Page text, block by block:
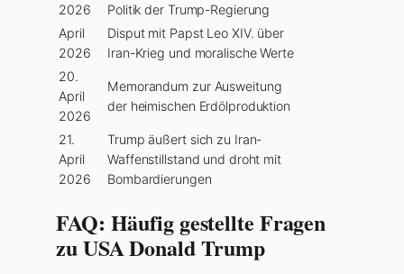
2026
Politik der Trump-Regierung
April
2026
Disput mit Papst Leo XIV. über
Iran-Krieg und moralische Werte
20.
April
2026
Memorandum zur Ausweitung
der heimischen Erdölproduktion
21.
April
2026
Trump äußert sich zu Iran-
Waffenstillstand und droht mit
Bombardierungen
FAQ: Häufig gestellte Fragen
zu USA Donald Trump